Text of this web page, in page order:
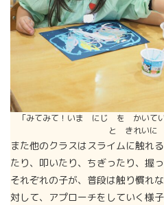
「みてみて！いま にじ を かいて
と きれいに
また他のクラスはスライムに触れ
たり、叩いたり、ちぎったり、握
それぞれの子が、普段は触り慣れ
対して、アプローチをしていく様